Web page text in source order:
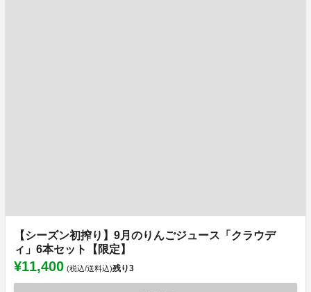
【シーズン初搾り】9月のりんごジュース「クラウデ
ィ」6本セット【限定】
¥11,400 (税込/送料込)残り3